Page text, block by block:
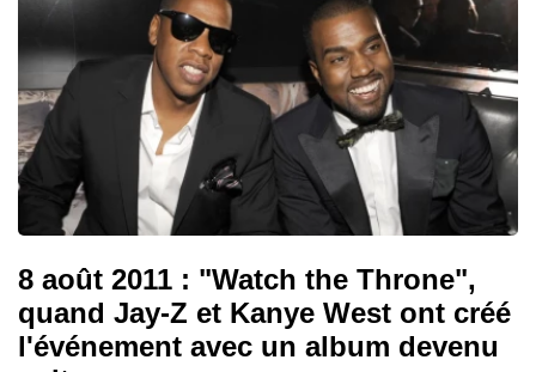
8 août 2011 : "Watch the Throne",
quand Jay-Z et Kanye West ont créé
l'événement avec un album devenu